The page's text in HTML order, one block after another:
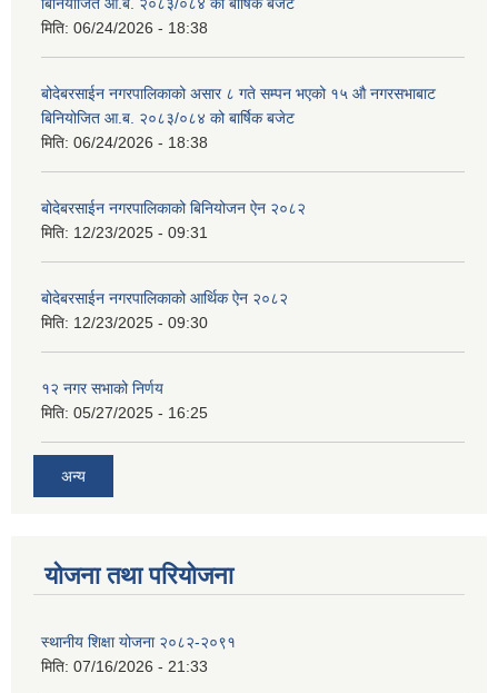
बिनियोजित आ.ब. २०८३/०८४ को बार्षिक बजेट
मिति: 06/24/2026 - 18:38
बोदेबरसाईन नगरपालिकाको असार ८ गते सम्पन भएको १५ ‍‍‍औ नगरसभाबाट
बिनियोजित आ.ब. २०८३/०८४ को बार्षिक बजेट
मिति: 06/24/2026 - 18:38
बोदेबरसाईन नगरपालिकाको बिनियोजन ऐन २०८२
मिति: 12/23/2025 - 09:31
बोदेबरसाईन नगरपालिकाको आर्थिक ऐन २०८२
मिति: 12/23/2025 - 09:30
१२ नगर सभाको निर्णय
मिति: 05/27/2025 - 16:25
अन्य
योजना तथा परियोजना
स्थानीय शिक्षा योजना २०८२-२०९१
मिति: 07/16/2026 - 21:33